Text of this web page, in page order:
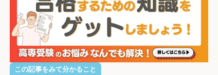
この記事をみて分かること